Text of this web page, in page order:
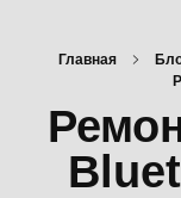
Главная